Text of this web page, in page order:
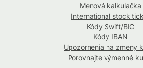
Menová kalkulačka
International stock
Kódy Swift/BIC
Kódy IBAN
Upozornenia na zmeny
Porovnajte výmenné